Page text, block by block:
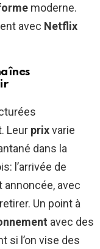
moderne.
avec Netflix
Leur prixvarie
dans la
l’arrivée de
annoncée, avec
Un point à
avec des
si l’on vise des